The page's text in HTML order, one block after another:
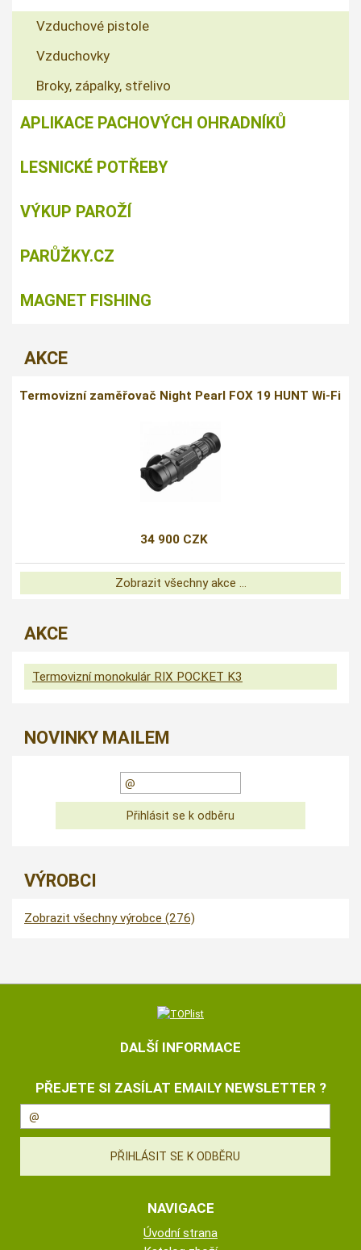
Vzduchové pistole
Vzduchovky
Broky, zápalky, střelivo
APLIKACE PACHOVÝCH OHRADNÍKŮ
LESNICKÉ POTŘEBY
VÝKUP PAROŽÍ
PARŮŽKY.CZ
MAGNET FISHING
AKCE
Termovizní zaměřovač Night Pearl FOX 19 HUNT Wi-Fi
34 900 CZK
Zobrazit všechny akce ...
AKCE
Termovizní monokulár RIX POCKET K3
NOVINKY MAILEM
VÝROBCI
Zobrazit všechny výrobce (276)
DALŠÍ INFORMACE
PŘEJETE SI ZASÍLAT EMAILY NEWSLETTER ?
NAVIGACE
Úvodní strana